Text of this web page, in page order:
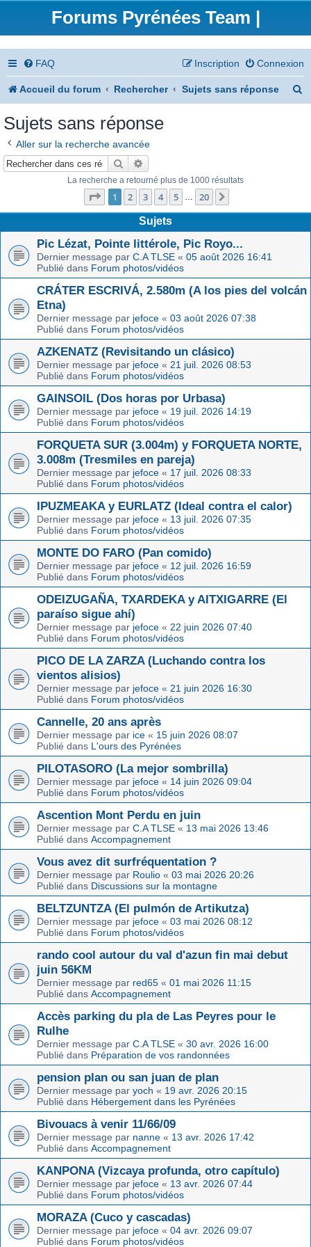
Forums Pyrénées Team |
FAQ Connexion
Inscription
Accueil du forum Rechercher Sujets sans réponse
Sujets sans réponse
Aller sur la recherche avancée
Rechercher
La recherche a retourné plus de 1000 résultats
Page 1sur20
1 2 3 4 5 … 20
Sujets
Pic Lézat, Pointe littérole, Pic Royo...
Dernier message par C.A TLSE « 05 août 2026 16:41
Publié dans Forum photos/vidéos
CRÁTER ESCRIVÁ, 2.580m (A los pies del volcán
Etna)
Dernier message par jefoce « 03 août 2026 07:38
Publié dans Forum photos/vidéos
AZKENATZ (Revisitando un clásico)
Dernier message par jefoce « 21 juil. 2026 08:53
Publié dans Forum photos/vidéos
GAINSOIL (Dos horas por Urbasa)
Dernier message par jefoce « 19 juil. 2026 14:19
Publié dans Forum photos/vidéos
FORQUETA SUR (3.004m) y FORQUETA NORTE,
3.008m (Tresmiles en pareja)
Dernier message par jefoce « 17 juil. 2026 08:33
Publié dans Forum photos/vidéos
IPUZMEAKA y EURLATZ (Ideal contra el calor)
Dernier message par jefoce « 13 juil. 2026 07:35
Publié dans Forum photos/vidéos
MONTE DO FARO (Pan comido)
Dernier message par jefoce « 12 juil. 2026 16:59
Publié dans Forum photos/vidéos
ODEIZUGAÑA, TXARDEKA y AITXIGARRE (El
paraíso sigue ahí)
Dernier message par jefoce « 22 juin 2026 07:40
Publié dans Forum photos/vidéos
PICO DE LA ZARZA (Luchando contra los
vientos alisios)
Dernier message par jefoce « 21 juin 2026 16:30
Publié dans Forum photos/vidéos
Cannelle, 20 ans après
Dernier message par ice « 15 juin 2026 08:07
Publié dans L'ours des Pyrénées
PILOTASORO (La mejor sombrilla)
Dernier message par jefoce « 14 juin 2026 09:04
Publié dans Forum photos/vidéos
Ascention Mont Perdu en juin
Dernier message par C.A TLSE « 13 mai 2026 13:46
Publié dans Accompagnement
Vous avez dit surfréquentation ?
Dernier message par Roulio « 03 mai 2026 20:26
Publié dans Discussions sur la montagne
BELTZUNTZA (El pulmón de Artikutza)
Dernier message par jefoce « 03 mai 2026 08:12
Publié dans Forum photos/vidéos
rando cool autour du val d'azun fin mai debut
juin 56KM
Dernier message par red65 « 01 mai 2026 11:15
Publié dans Accompagnement
Accès parking du pla de Las Peyres pour le
Rulhe
Dernier message par C.A TLSE « 30 avr. 2026 16:00
Publié dans Préparation de vos randonnées
pension plan ou san juan de plan
Dernier message par yoch « 19 avr. 2026 20:15
Publié dans Hébergement dans les Pyrénées
Bivouacs à venir 11/66/09
Dernier message par nanne « 13 avr. 2026 17:42
Publié dans Accompagnement
KANPONA (Vizcaya profunda, otro capítulo)
Dernier message par jefoce « 13 avr. 2026 07:44
Publié dans Forum photos/vidéos
MORAZA (Cuco y cascadas)
Dernier message par jefoce « 04 avr. 2026 09:07
Publié dans Forum photos/vidéos